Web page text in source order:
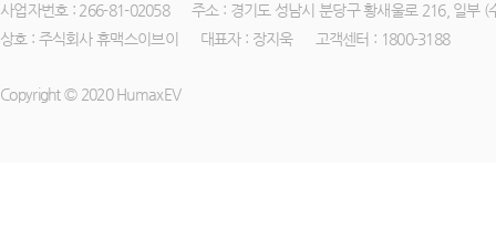
사업자번호 : 266-81-02058
주소 : 경기도 성남시 분당구 황새울로 216, 일부 (
상호 : 주식회사 휴맥스이브이
대표자 : 장지욱 고객센터 : 1800-3188
Copyright © 2020 HumaxEV